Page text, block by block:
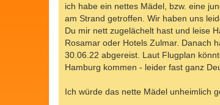
r
a
g
ich habe ein nettes Mädel, bzw. eine
am Strand getroffen. Wir haben uns
Du mir nett zugelächelt hast und leise
Rosamar oder Hotels Zulmar. Danach
30.06.22 abgereist. Laut Flugplan
Hamburg kommen - leider fast ganz
Ich würde das nette Mädel unheimlich